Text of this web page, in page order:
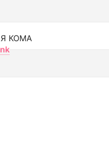
КОМА